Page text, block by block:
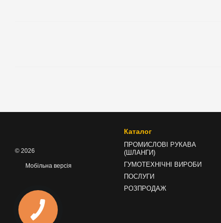
© 2026
Мобільна версія
Каталог
ПРОМИСЛОВІ РУКАВА
(ШЛАНГИ)
ГУМОТЕХНІЧНІ ВИРОБИ
ПОСЛУГИ
РОЗПРОДАЖ